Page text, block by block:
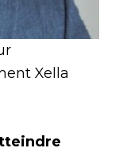
Xella